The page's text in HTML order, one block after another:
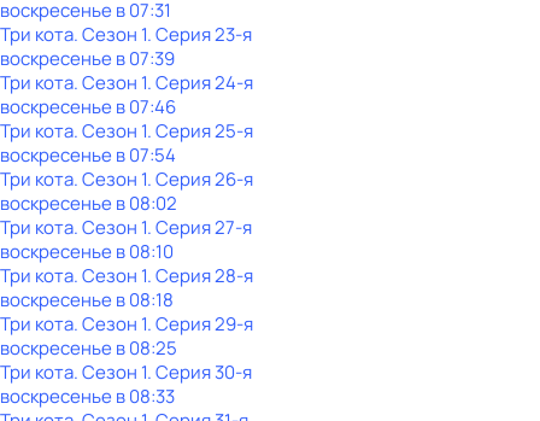
воскресенье в07:31
Три кота. Сезон 1. Серия 23-я
воскресенье в07:39
Три кота. Сезон 1. Серия 24-я
воскресенье в07:46
Три кота. Сезон 1. Серия 25-я
воскресенье в07:54
Три кота. Сезон 1. Серия 26-я
воскресенье в08:02
Три кота. Сезон 1. Серия 27-я
воскресенье в08:10
Три кота. Сезон 1. Серия 28-я
воскресенье в08:18
Три кота. Сезон 1. Серия 29-я
воскресенье в08:25
Три кота. Сезон 1. Серия 30-я
воскресенье в08:33